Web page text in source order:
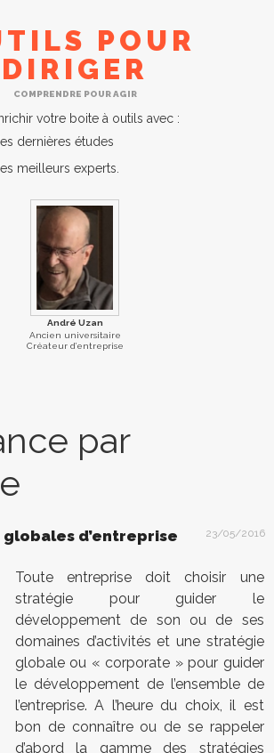
POUR
DIRIGER
COMPRENDRE POUR AGIR
votre boite à outils avec :
dernières études
meilleurs experts.
André Uzan
Ancien universitaire
Créateur d’entreprise
par
d’entreprise 23/05/2016
Toute entreprise doit choisir une
stratégie pour guider le
développement de son ou de ses
domaines d’activités et une stratégie
globale ou « corporate » pour guider
le développement de l’ensemble de
l’entreprise. A l’heure du choix, il est
bon de connaître ou de se rappeler
d’abord la gamme des stratégies